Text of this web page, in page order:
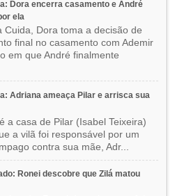
Dora encerra casamento e André
ela
Cuida, Dora toma a decisão de
final no casamento com Ademir
em que André finalmente
Adriana ameaça Pilar e arrisca sua
a casa de Pilar (Isabel Teixeira)
a vilã foi responsável por um
contra sua mãe, Adr...
Ronei descobre que Zilá matou